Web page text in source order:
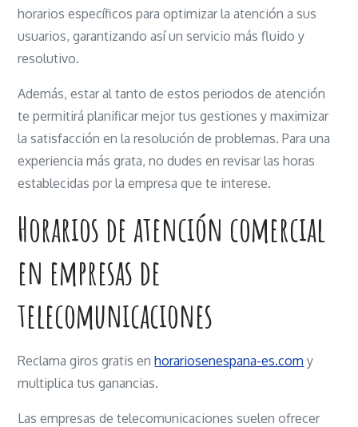
horarios específicos para optimizar la atención a sus
usuarios, garantizando así un servicio más fluido y
resolutivo.
Además, estar al tanto de estos periodos de atención
te permitirá planificar mejor tus gestiones y maximizar
la satisfacción en la resolución de problemas. Para una
experiencia más grata, no dudes en revisar las horas
establecidas por la empresa que te interese.
Horarios de atención comercial
en empresas de
telecomunicaciones
Reclama giros gratis enhorariosenespana-es.com y
multiplica tus ganancias.
Las empresas de telecomunicaciones suelen ofrecer